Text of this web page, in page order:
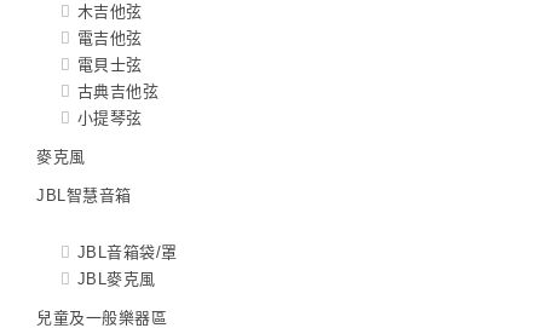
木吉他弦
電吉他弦
電貝士弦
古典吉他弦
小提琴弦
麥克風
JBL智慧音箱
JBL音箱袋/罩
JBL麥克風
兒童及一般樂器區